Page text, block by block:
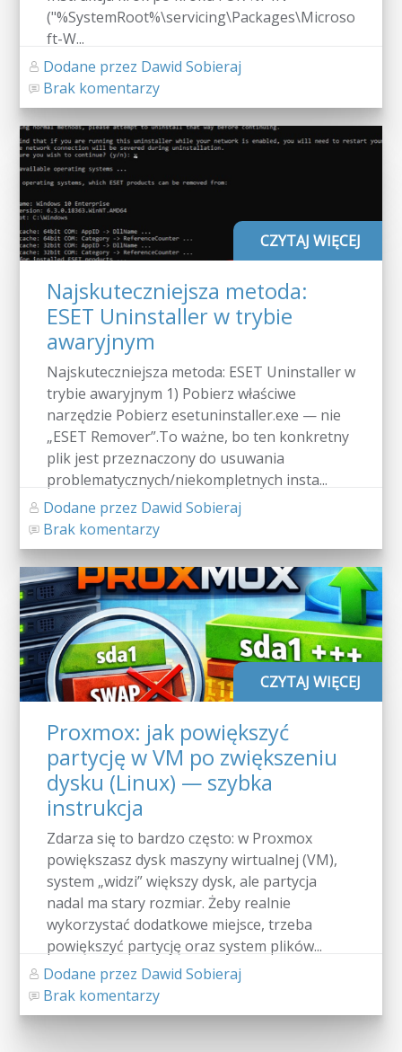
("%SystemRoot%\servicing\Packages\Microso
ft-W...
Dodane przez Dawid Sobieraj
Brak komentarzy
CZYTAJ WIĘCEJ
Najskuteczniejsza metoda:
ESET Uninstaller w trybie
awaryjnym
Najskuteczniejsza metoda: ESET Uninstaller w
trybie awaryjnym 1) Pobierz właściwe
narzędzie Pobierz esetuninstaller.exe — nie
„ESET Remover”.To ważne, bo ten konkretny
plik jest przeznaczony do usuwania
problematycznych/niekompletnych insta...
Dodane przez Dawid Sobieraj
Brak komentarzy
CZYTAJ WIĘCEJ
Proxmox: jak powiększyć
partycję w VM po zwiększeniu
dysku (Linux) — szybka
instrukcja
Zdarza się to bardzo często: w Proxmox
powiększasz dysk maszyny wirtualnej (VM),
system „widzi” większy dysk, ale partycja
nadal ma stary rozmiar. Żeby realnie
wykorzystać dodatkowe miejsce, trzeba
powiększyć partycję oraz system plików...
Dodane przez Dawid Sobieraj
Brak komentarzy